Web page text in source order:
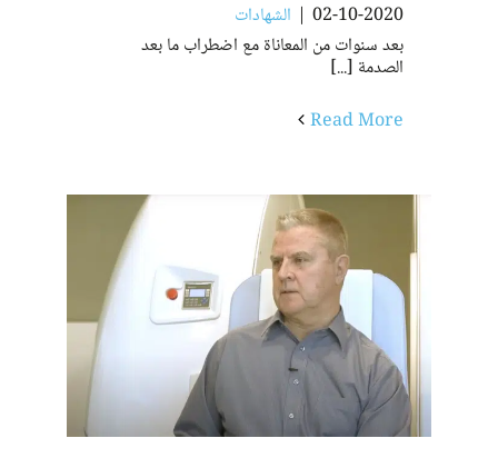
02-10-2020
| الشهادات
بعد سنوات من المعاناة مع اضطراب ما بعد
الصدمة [...]
Read More